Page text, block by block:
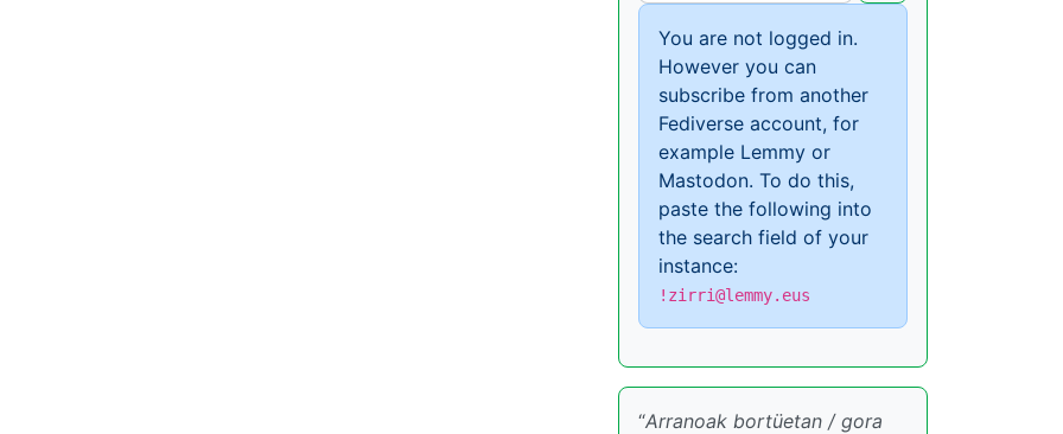
You are not logged in.
However you can
subscribe from another
Fediverse account, for
example Lemmy or
Mastodon. To do this,
paste the following into
the search field of your
instance:
!zirri@lemmy.eus
“Arranoak bortüetan / gora